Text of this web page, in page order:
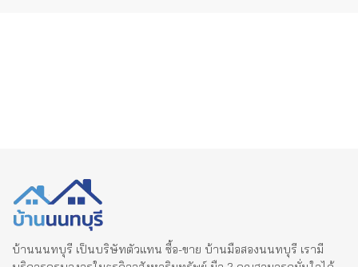
บ้านนนทบุรี เป็นบริษัทตัวแทน ซื้อ-ขาย บ้านมือสองนนทบุรี เรามี